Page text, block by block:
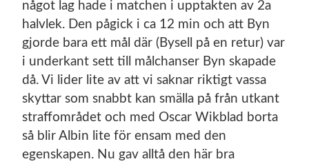
något lag hade i matchen i upptakten av 2a
halvlek. Den pågick i ca 12 min och att Byn
gjorde bara ett mål där (Bysell på en retur) var
i underkant sett till målchanser Byn skapade
då. Vi lider lite av att vi saknar riktigt vassa
skyttar som snabbt kan smälla på från utkant
straffområdet och med Oscar Wikblad borta
så blir Albin lite för ensam med den
egenskapen. Nu gav alltå den här bra